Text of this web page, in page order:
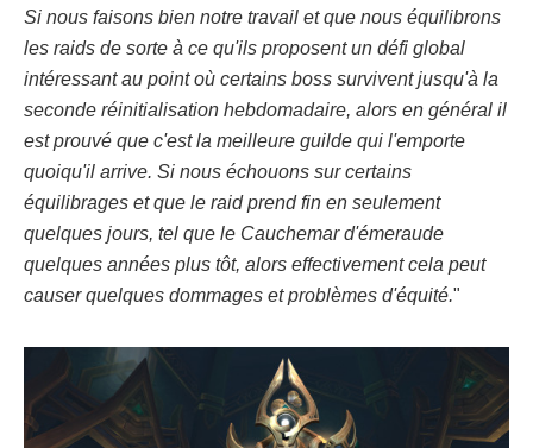
Si nous faisons bien notre travail et que nous équilibrons
les raids de sorte à ce qu'ils proposent un défi global
intéressant au point où certains boss survivent jusqu'à la
seconde réinitialisation hebdomadaire, alors en général il
est prouvé que c'est la meilleure guilde qui l'emporte
quoiqu'il arrive. Si nous échouons sur certains
équilibrages et que le raid prend fin en seulement
quelques jours, tel que le Cauchemar d'émeraude
quelques années plus tôt, alors effectivement cela peut
causer quelques dommages et problèmes d'équité."